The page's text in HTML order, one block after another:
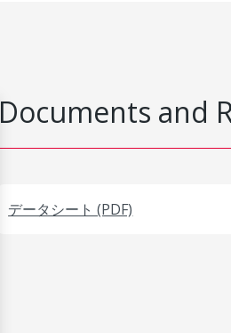
Documents and
データシート (PDF)